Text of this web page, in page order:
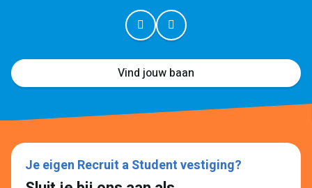
Vind jouw baan
Je eigen Recruit a Student vestiging?